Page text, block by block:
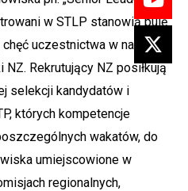
w STLP stanowią pulę
uczestnictwa w naborach
Rekrutujący NZ posiłkują
selekcji kandydatów i
których kompetencje
wakatów, do
umiejscowione w
regionalnych,